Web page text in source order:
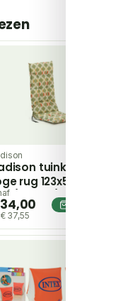
tuinkussen
rug 123x50cm –
Groen/Oranje
37,55